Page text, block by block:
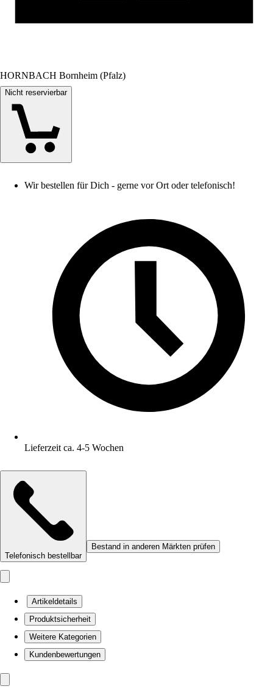
HORNBACH Bornheim (Pfalz)
Nicht reservierbar
Wir bestellen für Dich - gerne vor Ort oder telefonisch!
Lieferzeit ca. 4-5 Wochen
Telefonisch bestellbar
Bestand in anderen Märkten prüfen
Artikeldetails
Produktsicherheit
Weitere Kategorien
Kundenbewertungen